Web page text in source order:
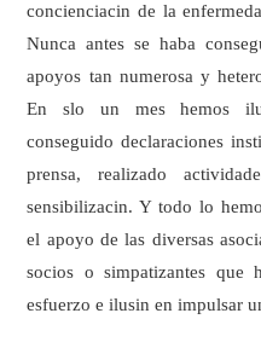
concienciacin de la
Nunca antes se haba
apoyos tan numerosa y
En slo un mes hemos
conseguido declaraciones
prensa, realizado
sensibilizacin. Y todo lo
el apoyo de las diversas
socios o simpatizantes que
esfuerzo e ilusin en impulsar